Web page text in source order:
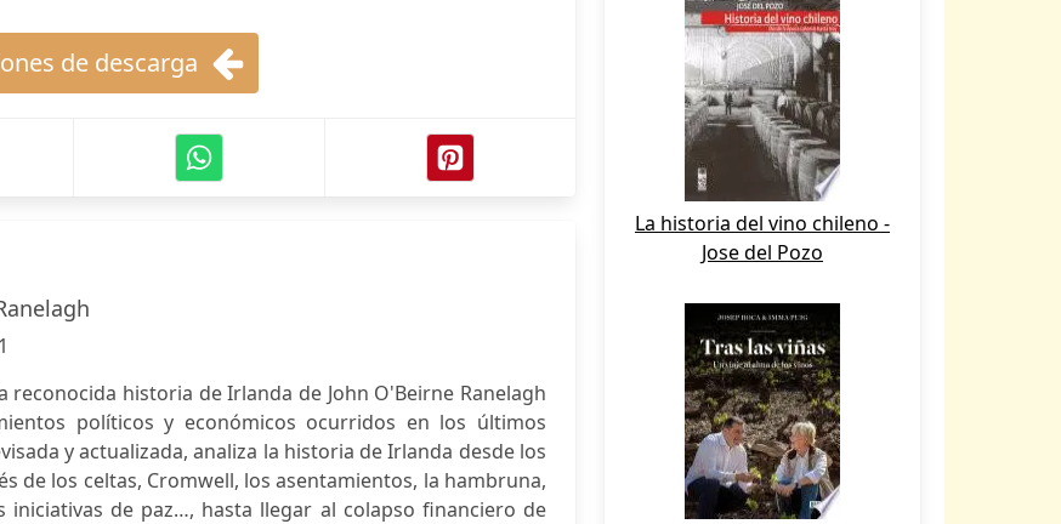
de descarga
reconocida historia de Irlanda de John O'Beirne Ranelagh
políticos y económicos ocurridos en los últimos
y actualizada, analiza la historia de Irlanda desde los
de los celtas, Cromwell, los asentamientos, la hambruna,
iniciativas de paz…, hasta llegar al colapso financiero de
La historia del vino chileno -
Jose del Pozo